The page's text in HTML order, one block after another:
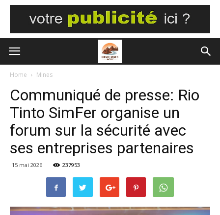
Home Mines
Communiqué de presse: Rio
Tinto SimFer organise un
forum sur la sécurité avec
ses entreprises partenaires
15 mai 2026 237953